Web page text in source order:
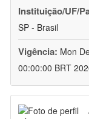
Instituição/UF/
SP - Brasil
Vigência: Mon
00:00:00 BRT